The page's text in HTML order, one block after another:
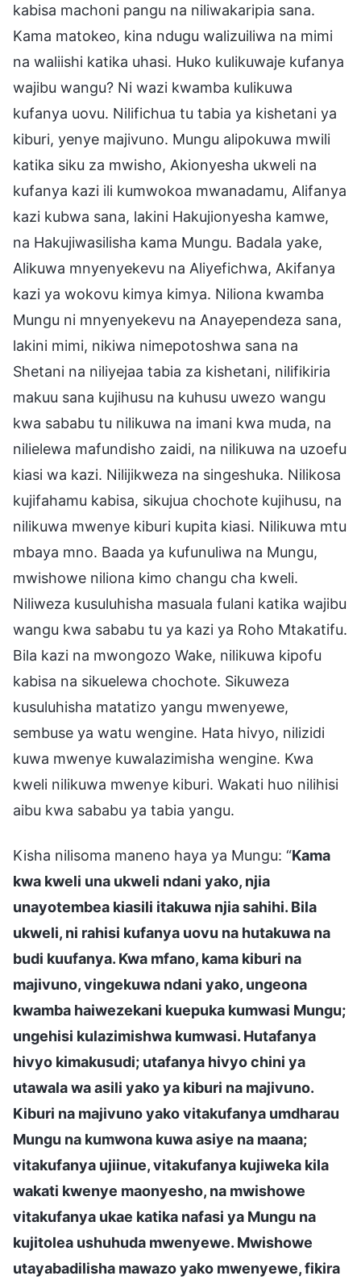
kabisa machoni pangu na niliwakaripia sana.
Kama matokeo, kina ndugu walizuiliwa na mimi
na waliishi katika uhasi. Huko kulikuwaje kufanya
wajibu wangu? Ni wazi kwamba kulikuwa
kufanya uovu. Nilifichua tu tabia ya kishetani ya
kiburi, yenye majivuno. Mungu alipokuwa mwili
katika siku za mwisho, Akionyesha ukweli na
kufanya kazi ili kumwokoa mwanadamu, Alifanya
kazi kubwa sana, lakini Hakujionyesha kamwe,
na Hakujiwasilisha kama Mungu. Badala yake,
Alikuwa mnyenyekevu na Aliyefichwa, Akifanya
kazi ya wokovu kimya kimya. Niliona kwamba
Mungu ni mnyenyekevu na Anayependeza sana,
lakini mimi, nikiwa nimepotoshwa sana na
Shetani na niliyejaa tabia za kishetani, nilifikiria
makuu sana kujihusu na kuhusu uwezo wangu
kwa sababu tu nilikuwa na imani kwa muda, na
nilielewa mafundisho zaidi, na nilikuwa na uzoefu
kiasi wa kazi. Nilijikweza na singeshuka. Nilikosa
kujifahamu kabisa, sikujua chochote kujihusu, na
nilikuwa mwenye kiburi kupita kiasi. Nilikuwa mtu
mbaya mno. Baada ya kufunuliwa na Mungu,
mwishowe niliona kimo changu cha kweli.
Niliweza kusuluhisha masuala fulani katika wajibu
wangu kwa sababu tu ya kazi ya Roho Mtakatifu.
Bila kazi na mwongozo Wake, nilikuwa kipofu
kabisa na sikuelewa chochote. Sikuweza
kusuluhisha matatizo yangu mwenyewe,
sembuse ya watu wengine. Hata hivyo, nilizidi
kuwa mwenye kuwalazimisha wengine. Kwa
kweli nilikuwa mwenye kiburi. Wakati huo nilihisi
aibu kwa sababu ya tabia yangu.
Kisha nilisoma maneno haya ya Mungu: “Kama
kwa kweli una ukweli ndani yako, njia
unayotembea kiasili itakuwa njia sahihi. Bila
ukweli, ni rahisi kufanya uovu na hutakuwa na
budi kuufanya. Kwa mfano, kama kiburi na
majivuno, vingekuwa ndani yako, ungeona
kwamba haiwezekani kuepuka kumwasi Mungu;
ungehisi kulazimishwa kumwasi. Hutafanya
hivyo kimakusudi; utafanya hivyo chini ya
utawala wa asili yako ya kiburi na majivuno.
Kiburi na majivuno yako vitakufanya umdharau
Mungu na kumwona kuwa asiye na maana;
vitakufanya ujiinue, vitakufanya kujiweka kila
wakati kwenye maonyesho, na mwishowe
vitakufanya ukae katika nafasi ya Mungu na
kujitolea ushuhuda mwenyewe. Mwishowe
utayabadilisha mawazo yako mwenyewe, fikira